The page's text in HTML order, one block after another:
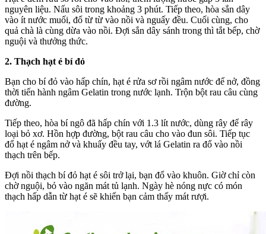
nguyên liệu. Nấu sôi trong khoảng 3 phút. Tiếp theo, hòa sắn dây
vào ít nước muối, đổ từ từ vào nồi và nguấy đều. Cuối cùng, cho
quả chà là cùng dừa vào nồi. Đợi sắn dây sánh trong thì tắt bếp, chờ
nguội và thưởng thức.
2. Thạch hạt é bí đỏ
Bạn cho bí đỏ vào hấp chín, hạt é rửa sơ rồi ngâm nước để nở, đồng
thời tiến hành ngâm Gelatin trong nước lạnh. Trộn bột rau câu cùng
đường.
Tiếp theo, hòa bí ngô đã hấp chín với 1.3 lít nước, dùng rây để rây
loại bỏ xơ. Hồn hợp đường, bột rau câu cho vào đun sôi. Tiếp tục
đổ hạt é ngâm nở và khuấy đều tay, vớt lá Gelatin ra đổ vào nồi
thạch trên bếp.
Đợi nồi thạch bí đỏ hạt é sôi trở lại, bạn đổ vào khuôn. Giờ chỉ còn
chờ nguội, bỏ vào ngăn mát tủ lạnh. Ngày hè nóng nực có món
thạch hấp dẫn từ hạt é sẽ khiến bạn cảm thấy mát rượi.